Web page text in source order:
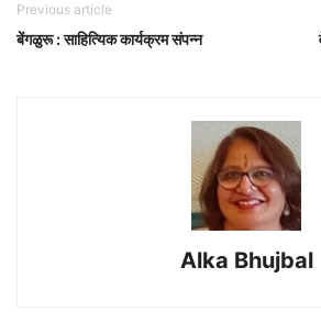
Previous article
बेंगळुरू : साहित्यिक कार्यक्रम संपन्न
Alka Bhujbal